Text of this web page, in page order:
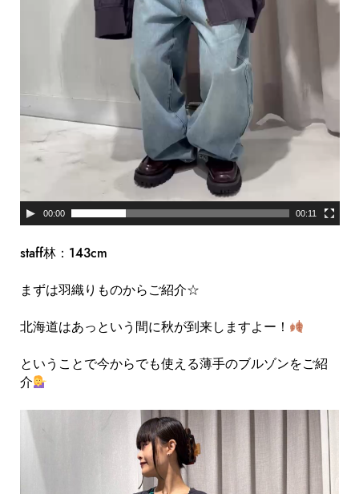
00:00 00:11
staff林：143cm
まずは羽織りものからご紹介☆
北海道はあっという間に秋が到来しますよー！
ということで今からでも使える薄手のブルゾンをご紹
介